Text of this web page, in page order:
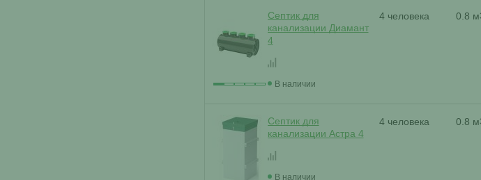
Септик для
канализации Диамант
4
В наличии
4 человека 0.8 м
Септик для
канализации Астра 4
В наличии
4 человека 0.8 м